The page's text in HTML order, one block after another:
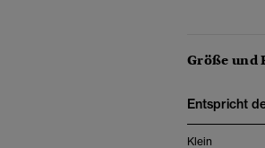
Größe und
Entspricht
Klein